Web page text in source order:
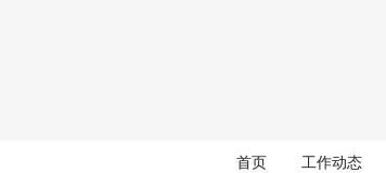
首页 工作动态